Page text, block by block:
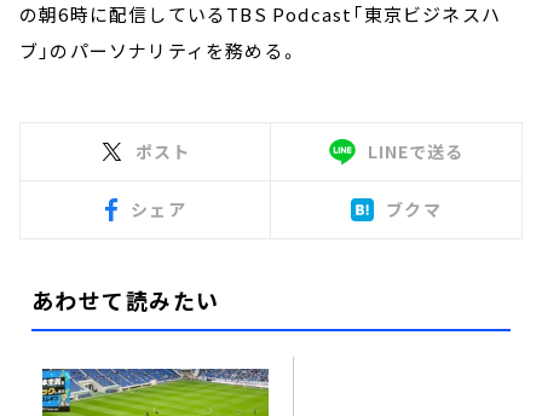
の朝6時に配信しているTBS Podcast「東京ビジネスハ
ブ」のパーソナリティを務める。
ポスト LINEで送る
シェア ブクマ
あわせて読みたい